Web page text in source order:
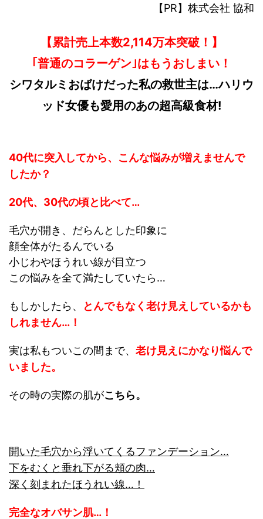
【PR】株式会社 協和
【累計売上本数2,114万本突破！】
｢普通のコラーゲン｣はもうおしまい！
シワタルミおばけだった私の救世主は…ハリウ
ッド女優も愛用のあの超高級食材!
40代に突入してから、こんな悩みが増えませんで
したか？
20代、30代の頃と比べて…
毛穴が開き、だらんとした印象に
顔全体がたるんでいる
小じわやほうれい線が目立つ
この悩みを全て満たしていたら…
もしかしたら、
とんでもなく老け見えしているかも
しれません…！
実は私もついこの間まで、 老け見えにかなり悩んで
いました。
その時の実際の肌がこちら。
開いた毛穴から浮いてくるファンデーション…
下をむくと垂れ下がる頬の肉…
深く刻まれたほうれい線…！
完全なオバサン肌…！